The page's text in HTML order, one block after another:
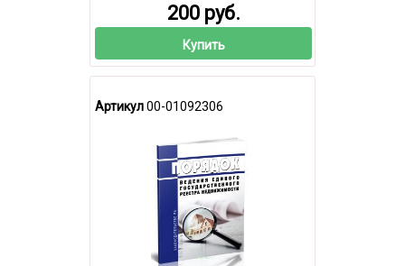
200 руб.
Купить
Артикул00-01092306